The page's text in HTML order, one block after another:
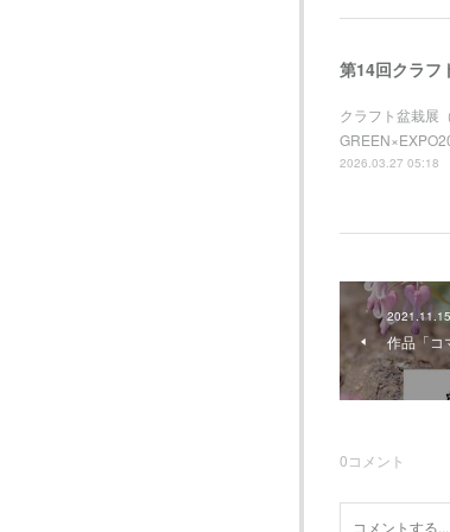
第14回クラフ
クラフト盆栽展
2026.03.27 05:18
作品「コ
0コメント